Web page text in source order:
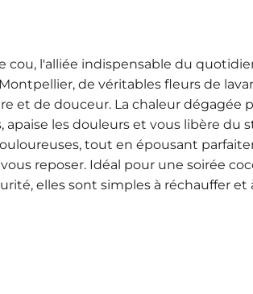
cou, l'alliée indispensable du
de véritables fleurs de
et de douceur. La chaleur
apaise les douleurs et vous libère
tout en épousant
reposer. Idéal pour une soirée
elles sont simples à réchauffer